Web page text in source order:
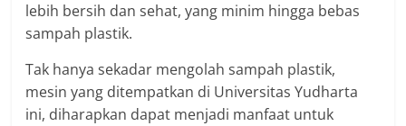
lebih bersih dan sehat, yang minim hingga bebas
sampah plastik.
Tak hanya sekadar mengolah sampah plastik,
mesin yang ditempatkan di Universitas Yudharta
ini, diharapkan dapat menjadi manfaat untuk